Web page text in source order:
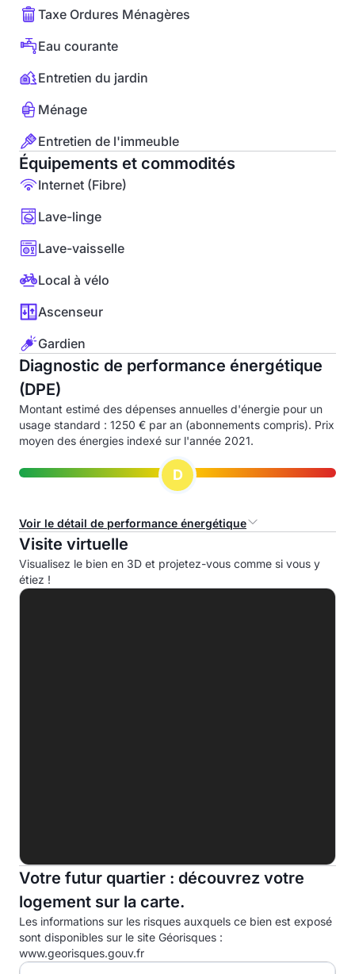
Taxe Ordures Ménagères
Eau courante
Entretien du jardin
Ménage
Entretien de l'immeuble
Équipements et commodités
Internet (Fibre)
Lave-linge
Lave-vaisselle
Local à vélo
Ascenseur
Gardien
Diagnostic de performance énergétique
(DPE)
Montant estimé des dépenses annuelles d'énergie pour un
usage standard : 1250 € par an (abonnements compris). Prix
moyen des énergies indexé sur l'année 2021.
D
Voir le détail de performance énergétique
Consommation d'énergie primaire (CEP)
A
C
D
E
F
Visite virtuelle
Visualisez le bien en 3D et projetez-vous comme si vous y
étiez !
Votre futur quartier : découvrez votre
logement sur la carte.
Les informations sur les risques auxquels ce bien est exposé
sont disponibles sur le site Géorisques :
www.georisques.gouv.fr